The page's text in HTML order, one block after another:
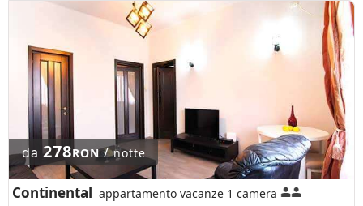
da 278RON/notte
Continental appartamento vacanze 1 camera